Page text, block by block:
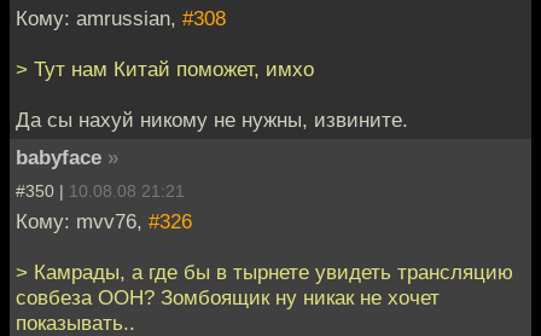
Кому: amrussian, #308
> Тут нам Китай поможет, имхо
Да сы нахуй никому не нужны, извините.
babyface »
#350 | 10.08.08 21:21
Кому: mvv76, #326
> Камрады, а где бы в тырнете увидеть трансляцию
совбеза ООН? Зомбоящик ну никак не хочет
показывать..